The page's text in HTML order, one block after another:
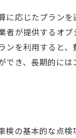
応じたプラン
が提供するオ
を利用すると
き、長期的には
の基本的な点